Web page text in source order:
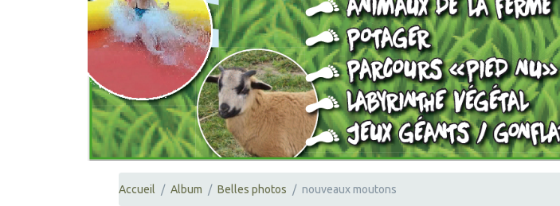
Accueil Album Belles photos nouveaux moutons